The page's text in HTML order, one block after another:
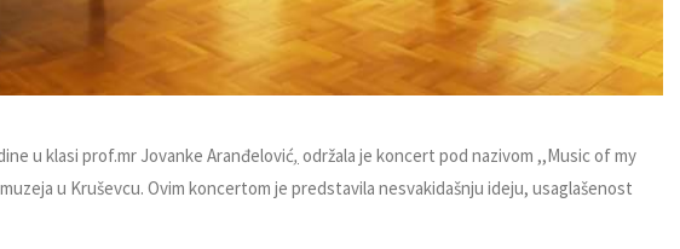
u klasi prof.mr Jovanke Aranđelović, održala je koncert pod nazivom ,,Music of my
u Kruševcu. Ovim koncertom je predstavila nesvakidašnju ideju, usaglašenost